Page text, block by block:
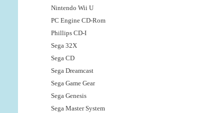
Nintendo Wii U
PC Engine CD-Rom
Phillips CD-I
Sega 32X
Sega CD
Sega Dreamcast
Sega Game Gear
Sega Genesis
Sega Master System